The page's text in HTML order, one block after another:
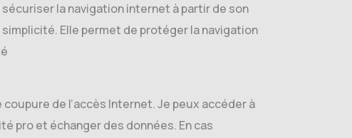
la navigation internet à partir de son
Elle permet de protéger la navigation
de l’accès Internet. Je peux accéder à
pro et échanger des données. En cas